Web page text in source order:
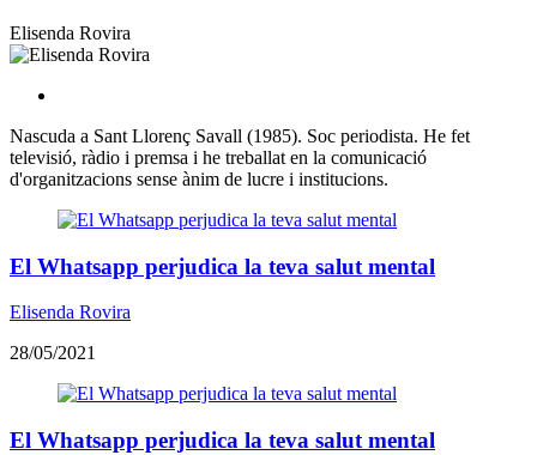
Elisenda Rovira
Nascuda a Sant Llorenç Savall (1985). Soc periodista. He fet
televisió, ràdio i premsa i he treballat en la comunicació
d'organitzacions sense ànim de lucre i institucions.
El Whatsapp perjudica la teva salut mental
Elisenda Rovira
28/05/2021
El Whatsapp perjudica la teva salut mental